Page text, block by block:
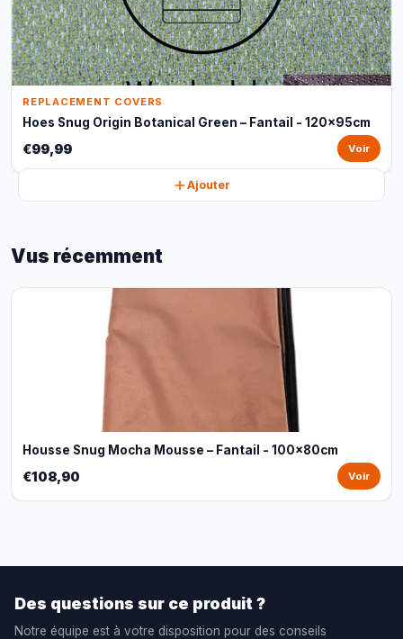
REPLACEMENT COVERS
Hoes Snug Origin Botanical Green – Fantail - 120x95cm
€99,99 Voir
Ajouter
Vus récemment
Housse Snug Mocha Mousse – Fantail - 100x80cm
€108,90 Voir
Des questions sur ce produit ?
Notre équipe est à votre disposition pour des conseils